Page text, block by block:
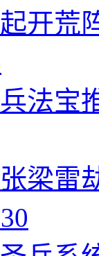
开荒
法宝
梁雷